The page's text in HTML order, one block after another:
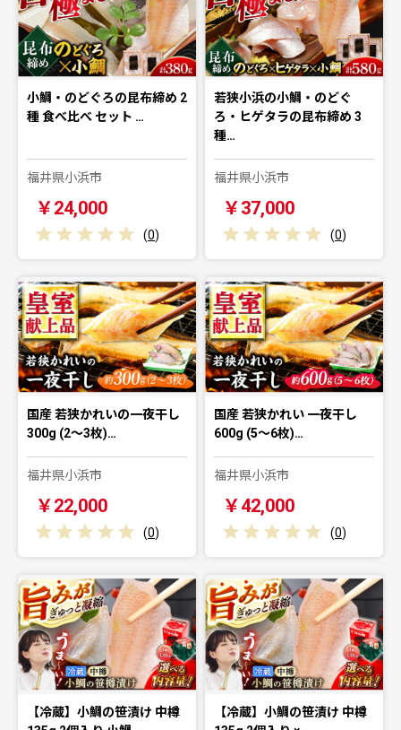
小鯛・のどぐろの昆布締め 2
種 食べ比べ セット …
福井県小浜市
￥24,000
(0)
若狭小浜の小鯛・のどぐ
ろ・ヒゲタラの昆布締め 3
種…
福井県小浜市
￥37,000
(0)
国産 若狭かれいの一夜干し
300g (2〜3枚)…
福井県小浜市
￥22,000
(0)
国産 若狭かれい 一夜干し
600g (5〜6枚)…
福井県小浜市
￥42,000
(0)
【冷蔵】小鯛の笹漬け 中樽
【冷蔵】小鯛の笹漬け 中樽